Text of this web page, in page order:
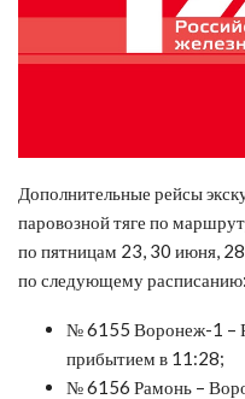
Дополнительные рейсы
паровозной тяге по
по пятницам 23, 30 июня,
по следующему расписанию:
№ 6155 Воронеж-1 –
прибытием в 11:28;
№ 6156 Рамонь –